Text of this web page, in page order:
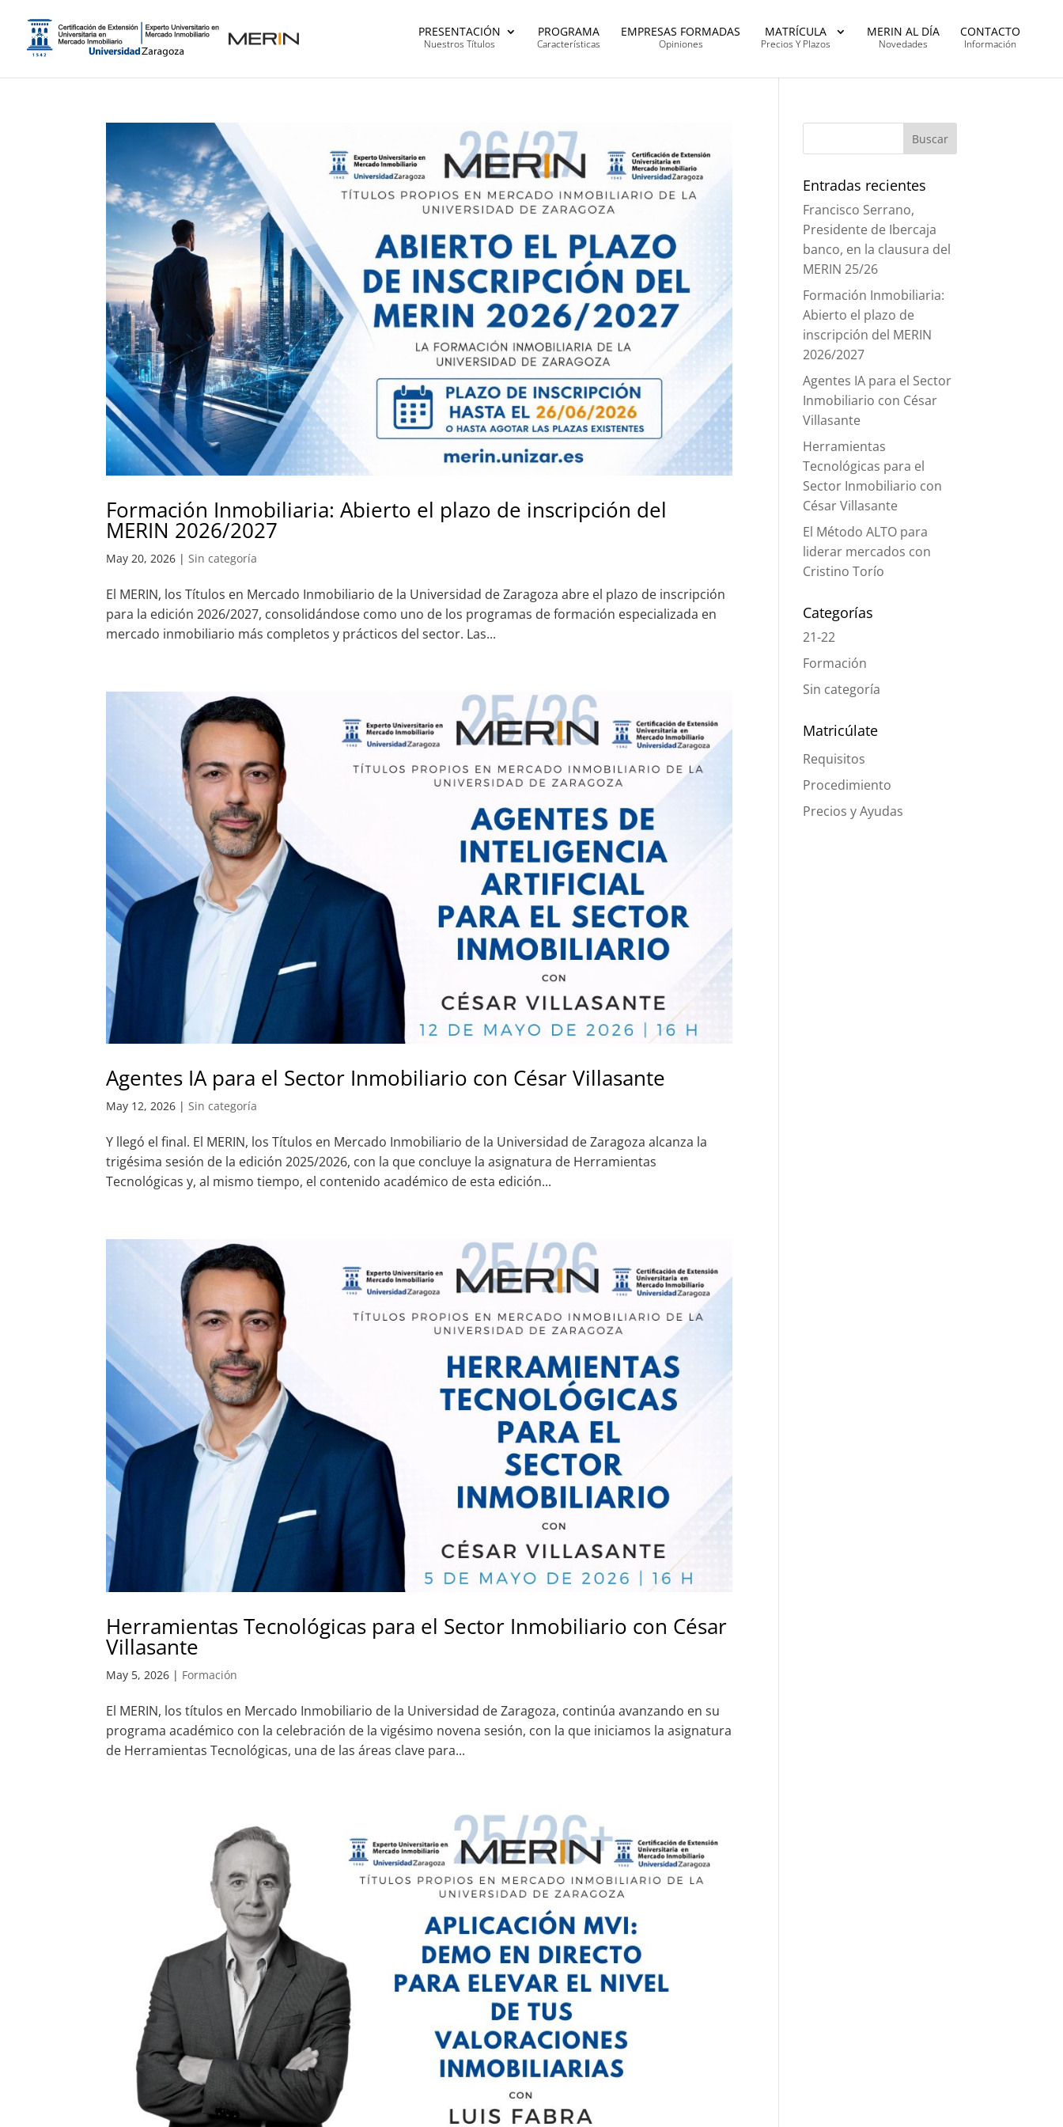
PRESENTACIÓN
Nuestros Títulos
PROGRAMA
Características
EMPRESAS FORMADAS
Opiniones
MATRÍCULA
Precios Y Plazos
MERIN AL DÍA
Novedades
CONTACTO
Información
Formación Inmobiliaria: Abierto el plazo de inscripción del
MERIN 2026/2027
May 20, 2026 |Sin categoría
El MERIN, los Títulos en Mercado Inmobiliario de la Universidad de Zaragoza abre el plazo de inscripción
para la edición 2026/2027, consolidándose como uno de los programas de formación especializada en
mercado inmobiliario más completos y prácticos del sector. Las...
Agentes IA para el Sector Inmobiliario con César Villasante
May 12, 2026 |Sin categoría
Y llegó el final. El MERIN, los Títulos en Mercado Inmobiliario de la Universidad de Zaragoza alcanza la
trigésima sesión de la edición 2025/2026, con la que concluye la asignatura de Herramientas
Tecnológicas y, al mismo tiempo, el contenido académico de esta edición...
Herramientas Tecnológicas para el Sector Inmobiliario con César
Villasante
May 5, 2026 | Formación
El MERIN, los títulos en Mercado Inmobiliario de la Universidad de Zaragoza, continúa avanzando en su
programa académico con la celebración de la vigésimo novena sesión, con la que iniciamos la asignatura
de Herramientas Tecnológicas, una de las áreas clave para...
Entradas recientes
Francisco Serrano,
Presidente de Ibercaja
banco, en la clausura del
MERIN 25/26
Formación Inmobiliaria:
Abierto el plazo de
inscripción del MERIN
2026/2027
Agentes IA para el Sector
Inmobiliario con César
Villasante
Herramientas
Tecnológicas para el
Sector Inmobiliario con
César Villasante
El Método ALTO para
liderar mercados con
Cristino Torío
Categorías
21-22
Formación
Sin categoría
Matricúlate
Requisitos
Procedimiento
Precios y Ayudas